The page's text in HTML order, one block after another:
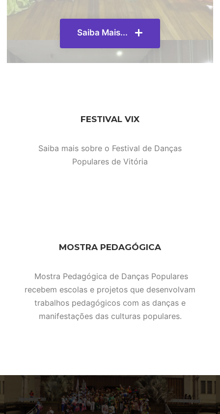
Saiba Mais...
FESTIVAL VIX
Saiba mais sobre o Festival de Danças
Populares de Vitória
MOSTRA PEDAGÓGICA
Mostra Pedagógica de Danças Populares
recebem escolas e projetos que desenvolvam
trabalhos pedagógicos com as danças e
manifestações das culturas populares.